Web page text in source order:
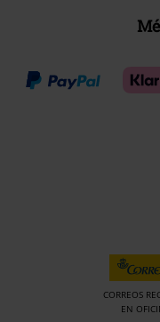
CORREOS
EN